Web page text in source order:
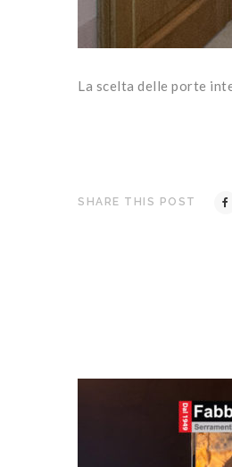
La scelta delle porte
SHARE THIS POST